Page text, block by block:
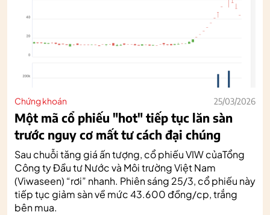
Chứng khoán 25/03/2026
Một mã cổ phiếu "hot" tiếp tục lăn sàn
trước nguy cơ mất tư cách đại chúng
Sau chuỗi tăng giá ấn tượng, cổ phiếu VIW củaTổng
Công ty Đầu tư Nước và Môi trường Việt Nam
(Viwaseen) “rơi” nhanh. Phiên sáng 25/3, cổ phiếu này
tiếp tục giảm sàn về mức 43.600 đồng/cp, trắng
bên mua.